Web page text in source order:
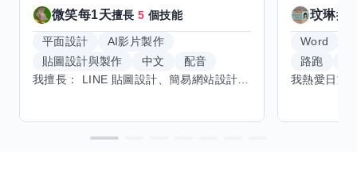
微笑每1天擅長5 個技能
平面設計
AI影片製作
貼圖設計與製作
中文
配音
玟琳擅
Word
路跑